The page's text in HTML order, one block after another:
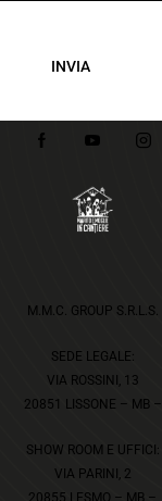
INVIA
M.M.C. GROUP S.R.L.S.
SEDE LEGALE:
VIA ROSSINI, 13
20851 LISSONE – MB –
SHOW ROOM E UFFICI:
VIA PARINI, 2